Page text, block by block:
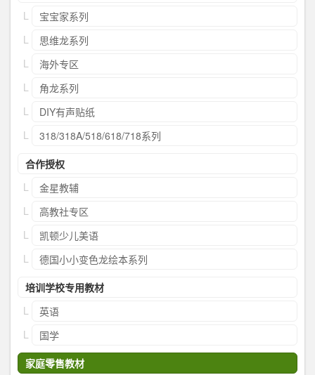
宝宝家系列
思维龙系列
海外专区
角龙系列
DIY有声贴纸
318/318A/518/618/718系列
合作授权
金星教辅
高教社专区
凯顿少儿美语
德国小小变色龙绘本系列
培训学校专用教材
英语
国学
家庭零售教材